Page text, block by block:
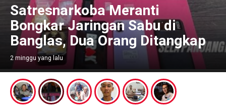
Satresnarkoba Meranti
Bongkar Jaringan Sabu di
Banglas, Dua Orang Ditangkap
2 minggu yang lalu